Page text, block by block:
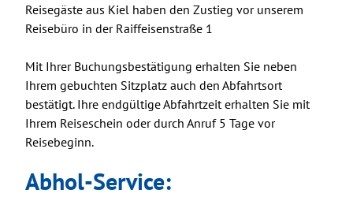
Reisegäste aus Kiel haben den Zustieg vor unserem
Reisebüro in der Raiffeisenstraße 1
Mit Ihrer Buchungsbestätigung erhalten Sie neben
Ihrem gebuchten Sitzplatz auch den Abfahrtsort
bestätigt. Ihre endgültige Abfahrtzeit erhalten Sie mit
Ihrem Reiseschein oder durch Anruf 5 Tage vor
Reisebeginn.
Abhol-Service: